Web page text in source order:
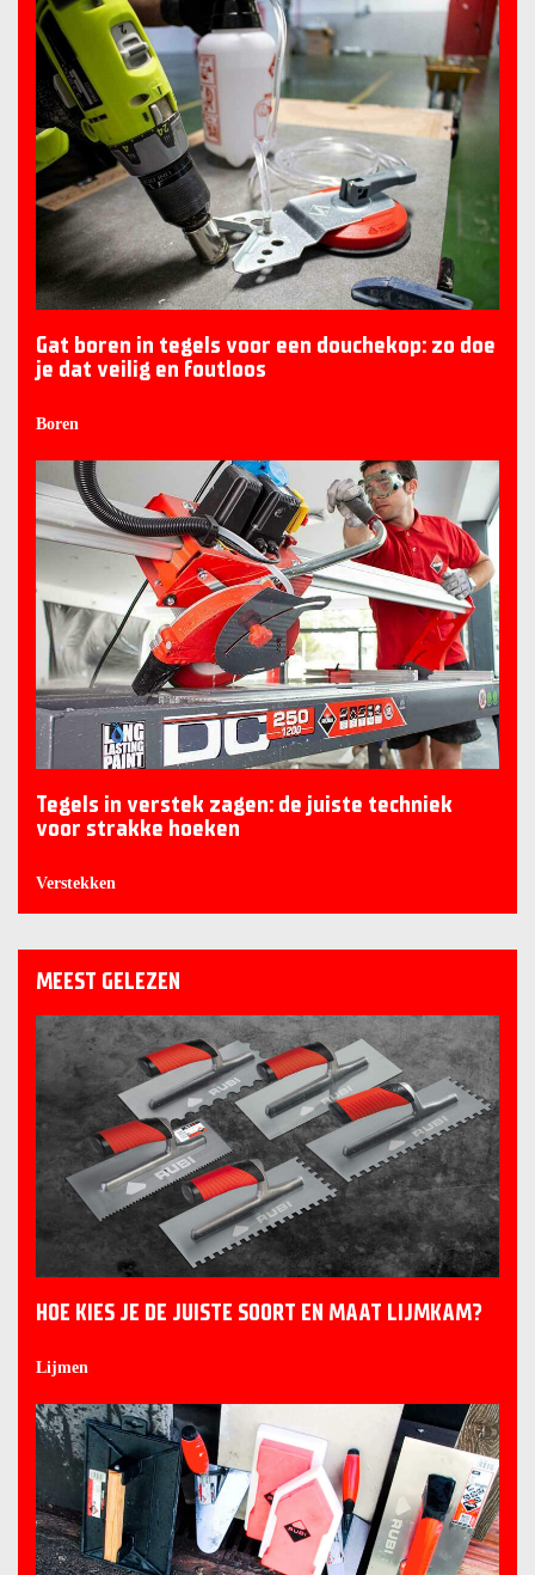
Gat boren in tegels voor een douchekop: zo doe
je dat veilig en foutloos
Boren
Tegels in verstek zagen: de juiste techniek
voor strakke hoeken
Verstekken
MEEST GELEZEN
HOE KIES JE DE JUISTE SOORT EN MAAT LIJMKAM?
Lijmen